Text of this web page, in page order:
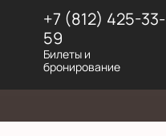
+7 (812) 425-33-
59
Билеты и
бронирование